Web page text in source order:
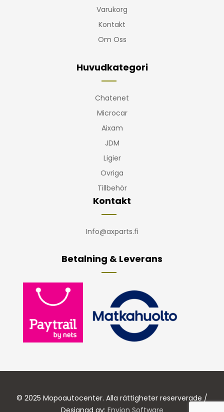
Varukorg
Kontakt
Om Oss
Huvudkategori
Chatenet
Microcar
Aixam
JDM
Ligier
Ovriga
Tillbehör
Kontakt
Info@axparts.fi
Betalning & Leverans
© 2025 Mopoautocenter. Alla rättigheter reserverade /
Designad av: Envion Software